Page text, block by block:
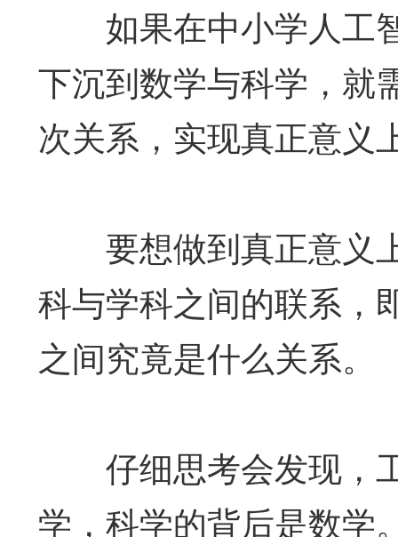
如果在中小学人工
下沉到数学与科学，就
次关系，实现真正意义
要想做到真正意义
科与学科之间的联系，
之间究竟是什么关系。
仔细思考会发现，
学，科学的背后是数学